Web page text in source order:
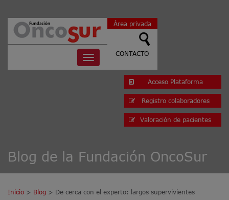
Toggle
navigation
Área privada
CONTACTO
Acceso Plataforma
Registro colaboradores
Valoración de pacientes
Blog de la Fundación OncoSur
Inicio > Blog > De cerca con el experto: largos supervivientes